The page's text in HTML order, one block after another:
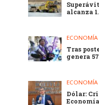
alcanza
ECONOMÍA
Tras
genera
ECONOMÍA
Dólar: